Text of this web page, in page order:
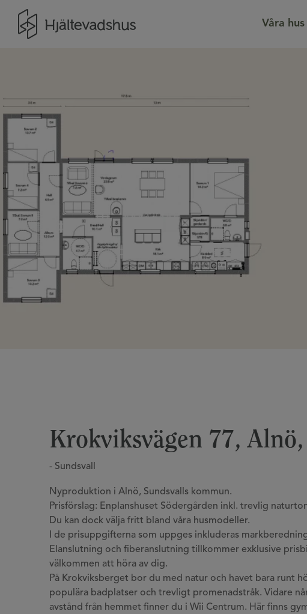
Våra hus
Krokviksvägen 77,
- Sundsvall
Nyproduktion i Alnö, Sundsvalls kommun.
Prisförslag: Enplanshuset Södergården inkl. trevlig
Du kan dock välja fritt bland våra husmodeller.
I de prisuppgifterna som uppges inkluderas
Elanslutning och fiberanslutning tillkommer exklusive
välkommen att höra av dig.
På Krokviksberget bor du med natur och havet bara runt
populära badplatser och trevligt promenadstråk. Vidare
avstånd från hemmet finner du i Wii Centrum. Här finns